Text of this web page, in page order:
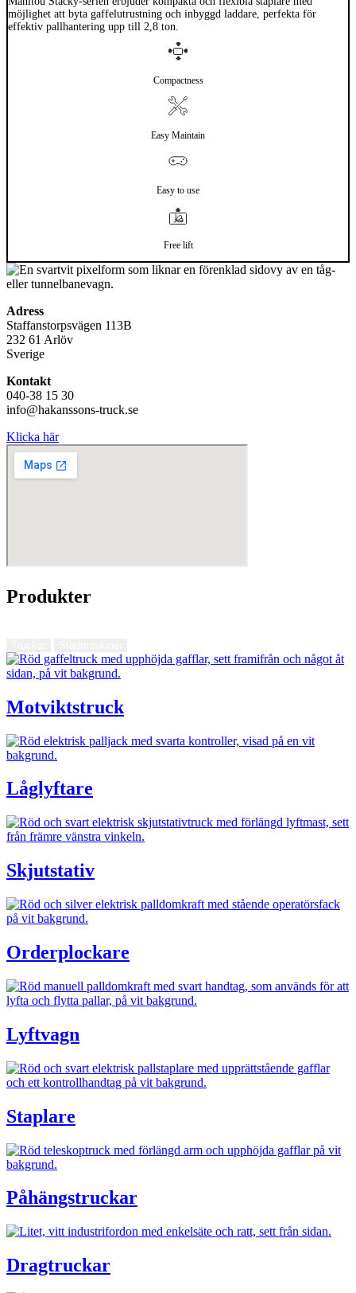
möjlighet att byta gaffelutrustning och inbyggd laddare, perfekta för
effektiv pallhantering upp till 2,8 ton.
Compactness
Easy Maintain
Easy to use
Free lift
Adress
Staffanstorpsvägen 113B
232 61 Arlöv
Sverige
Kontakt
040-38 15 30
info@hakanssons-truck.se
Klicka här
Produkter
Motviktstruck
Låglyftare
Skjutstativ
Orderplockare
Lyftvagn
Staplare
Påhängstruckar
Dragtruckar